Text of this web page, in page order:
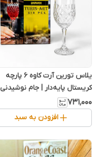
یلاس تورین آرت کاوه ۶ پارچه
کریستال پایه‌دار | جام نوشیدنی
شفاف و لوکس پذیرایی
۷۳۱٬۰۰۰
افزودن به سبد